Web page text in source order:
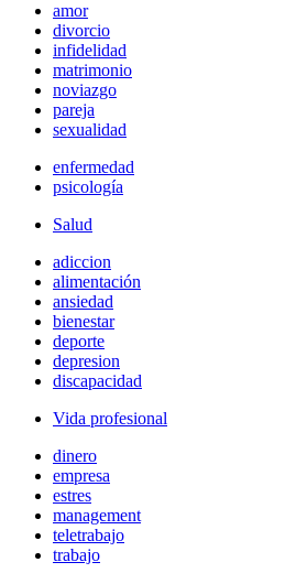
amor
divorcio
infidelidad
matrimonio
noviazgo
pareja
sexualidad
enfermedad
psicología
Salud
adiccion
alimentación
ansiedad
bienestar
deporte
depresion
discapacidad
Vida profesional
dinero
empresa
estres
management
teletrabajo
trabajo